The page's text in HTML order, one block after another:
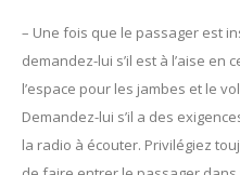
– Une fois que le passager est
demandez-lui s’il est à l’aise en
l’espace pour les jambes et le
Demandez-lui s’il a des
la radio à écouter. Privilégiez